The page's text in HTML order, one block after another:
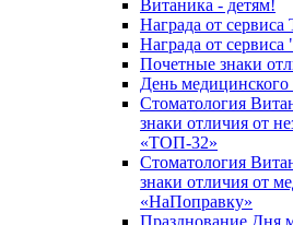
Витаника - детям!
Награда от сервиса
Награда от
Почетные знаки
День медицинского
Стоматология
знаки отличия от
«ТОП-32»
Стоматология
знаки отличия от
«НаПоправку»
Празднование Дня